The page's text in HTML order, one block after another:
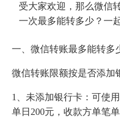
受大家欢迎，那么微信
一次最多能转多少？一
一、微信转账最多能转多
微信转账限额按是否添加
1、未添加银行卡：可使
单日200元，收款方单笔